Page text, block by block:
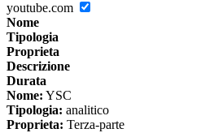
youtube.com
Nome
Tipologia
Proprieta
Descrizione
Durata
Nome: YSC
Tipologia: analitico
Proprieta: Terza-parte